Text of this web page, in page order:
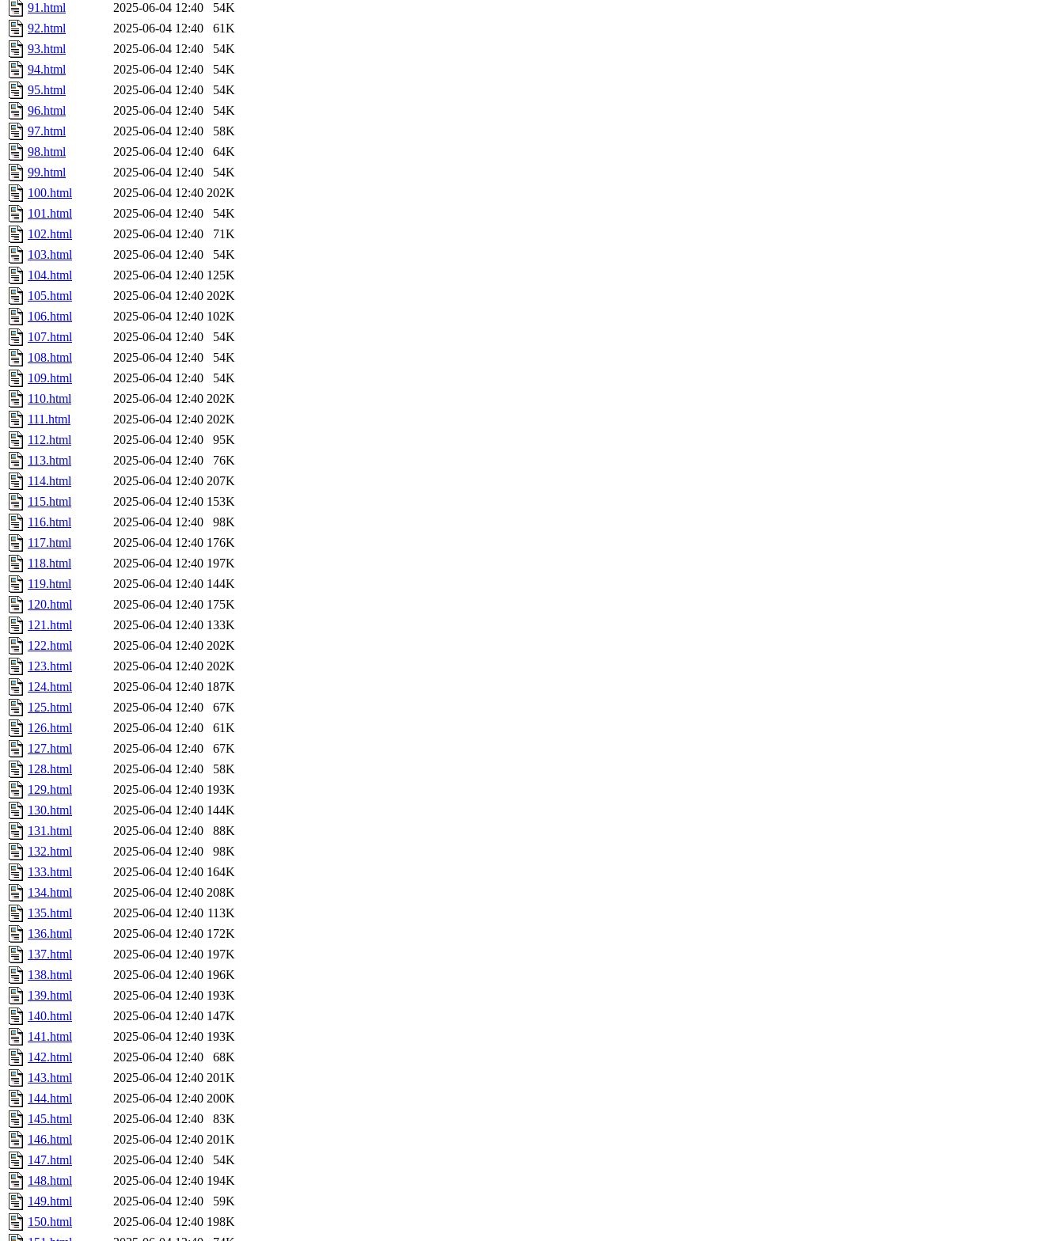
91.html
2025-06-04 12:40
54K
92.html
2025-06-04 12:40
61K
93.html
2025-06-04 12:40
54K
94.html
2025-06-04 12:40
54K
95.html
2025-06-04 12:40
54K
96.html
2025-06-04 12:40
54K
97.html
2025-06-04 12:40
58K
98.html
2025-06-04 12:40
64K
99.html
2025-06-04 12:40
54K
100.html
2025-06-04 12:40 202K
101.html
2025-06-04 12:40
54K
102.html
2025-06-04 12:40
71K
103.html
2025-06-04 12:40
54K
104.html
2025-06-04 12:40 125K
105.html
2025-06-04 12:40 202K
106.html
2025-06-04 12:40 102K
107.html
2025-06-04 12:40
54K
108.html
2025-06-04 12:40
54K
109.html
2025-06-04 12:40
54K
110.html
2025-06-04 12:40 202K
111.html
2025-06-04 12:40 202K
112.html
2025-06-04 12:40
95K
113.html
2025-06-04 12:40
76K
114.html
2025-06-04 12:40 207K
115.html
2025-06-04 12:40 153K
116.html
2025-06-04 12:40
98K
117.html
2025-06-04 12:40 176K
118.html
2025-06-04 12:40 197K
119.html
2025-06-04 12:40 144K
120.html
2025-06-04 12:40 175K
121.html
2025-06-04 12:40 133K
122.html
2025-06-04 12:40 202K
123.html
2025-06-04 12:40 202K
124.html
2025-06-04 12:40 187K
125.html
2025-06-04 12:40
67K
126.html
2025-06-04 12:40
61K
127.html
2025-06-04 12:40
67K
128.html
2025-06-04 12:40
58K
129.html
2025-06-04 12:40 193K
130.html
2025-06-04 12:40 144K
131.html
2025-06-04 12:40
88K
132.html
2025-06-04 12:40
98K
133.html
2025-06-04 12:40 164K
134.html
2025-06-04 12:40 208K
135.html
2025-06-04 12:40 113K
136.html
2025-06-04 12:40 172K
137.html
2025-06-04 12:40 197K
138.html
2025-06-04 12:40 196K
139.html
2025-06-04 12:40 193K
140.html
2025-06-04 12:40 147K
141.html
2025-06-04 12:40 193K
142.html
2025-06-04 12:40
68K
143.html
2025-06-04 12:40 201K
144.html
2025-06-04 12:40 200K
145.html
2025-06-04 12:40
83K
146.html
2025-06-04 12:40 201K
147.html
2025-06-04 12:40
54K
148.html
2025-06-04 12:40 194K
149.html
2025-06-04 12:40
59K
150.html
2025-06-04 12:40 198K